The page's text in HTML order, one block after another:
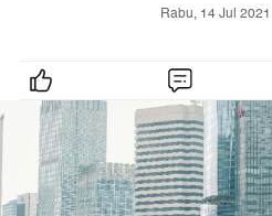
Rabu, 14 Jul